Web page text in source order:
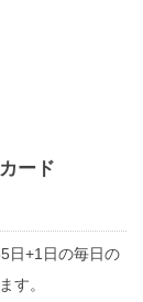
ード
日+1日の毎日の
す。